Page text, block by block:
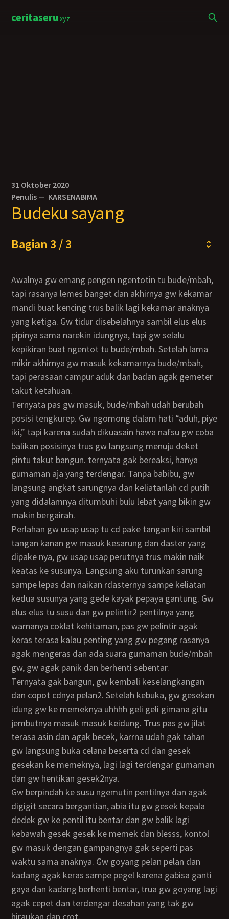
ceritaseru.xyz
31 Oktober 2020
Penulis — KARSENABIMA
Budeku sayang
Bagian 3 / 3
Awalnya gw emang pengen ngentotin tu bude/mbah,
tapi rasanya lemes banget dan akhirnya gw kekamar
mandi buat kencing trus balik lagi kekamar anaknya
yang ketiga. Gw tidur disebelahnya sambil elus elus
pipinya sama narekin idungnya, tapi gw selalu
kepikiran buat ngentot tu bude/mbah. Setelah lama
mikir akhirnya gw masuk kekamarnya bude/mbah,
tapi perasaan campur aduk dan badan agak gemeter
takut ketahuan.
Ternyata pas gw masuk, bude/mbah udah berubah
posisi tengkurep. Gw ngomong dalam hati “aduh, piye
iki,” tapi karena sudah dikuasain hawa nafsu gw coba
balikan posisinya trus gw langsung menuju deket
pintu takut bangun. ternyata gak bereaksi, hanya
gumaman aja yang terdengar. Tanpa babibu, gw
langsung angkat sarungnya dan keliatanlah cd putih
yang didalamnya ditumbuhi bulu lebat yang bikin gw
makin bergairah.
Perlahan gw usap usap tu cd pake tangan kiri sambil
tangan kanan gw masuk kesarung dan daster yang
dipake nya, gw usap usap perutnya trus makin naik
keatas ke susunya. Langsung aku turunkan sarung
sampe lepas dan naikan rdasternya sampe keliatan
kedua susunya yang gede kayak pepaya gantung. Gw
elus elus tu susu dan gw pelintir2 pentilnya yang
warnanya coklat kehitaman, pas gw pelintir agak
keras terasa kalau penting yang gw pegang rasanya
agak mengeras dan ada suara gumaman bude/mbah
gw, gw agak panik dan berhenti sebentar.
Ternyata gak bangun, gw kembali keselangkangan
dan copot cdnya pelan2. Setelah kebuka, gw gesekan
idung gw ke memeknya uhhhh geli geli gimana gitu
jembutnya masuk masuk keidung. Trus pas gw jilat
terasa asin dan agak becek, karrna udah gak tahan
gw langsung buka celana beserta cd dan gesek
gesekan ke memeknya, lagi lagi terdengar gumaman
dan gw hentikan gesek2nya.
Gw berpindah ke susu ngemutin pentilnya dan agak
digigit secara bergantian, abia itu gw gesek kepala
dedek gw ke pentil itu bentar dan gw balik lagi
kebawah gesek gesek ke memek dan blesss, kontol
gw masuk dengan gampangnya gak seperti pas
waktu sama anaknya. Gw goyang pelan pelan dan
kadang agak keras sampe pegel karena gabisa ganti
gaya dan kadang berhenti bentar, trua gw goyang lagi
agak cepet dan terdengar desahan yang tak gw